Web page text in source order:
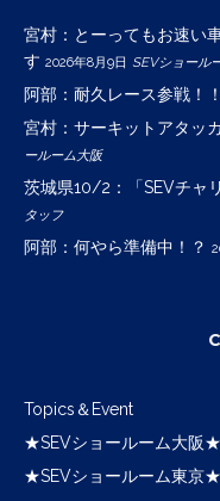
宮村：とーってもお速い
す 2026年8月9日 SEVショール
阿部：耐久レース参戦！！
宮村：サーキットアタッ
ールーム大阪
茨城県10/2：「SEVチャ
タッフ
阿部：何やら準備中！？
Topics＆Event
★SEVショールーム大阪★
★SEVショールーム東京★